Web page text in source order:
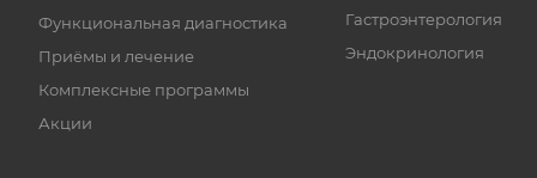
Функциональная диагностика
Приёмы и лечение
Комплексные программы
Акции
Гастроэнтерология
Эндокринология